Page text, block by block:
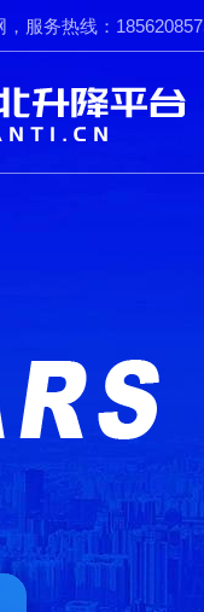
服务热线：